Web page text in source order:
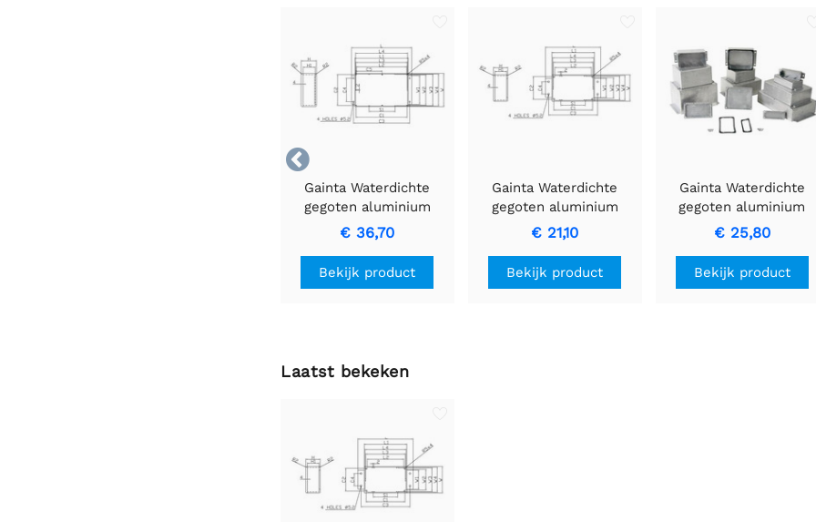

Gainta Waterdichte
gegoten aluminium
behuizing met flens
€ 36,70
Bekijk product
Gainta Waterdichte
gegoten aluminium
behuizing met flens
€ 21,10
Bekijk product
Gainta Waterdichte
gegoten aluminium
behuizing met flens
€ 25,80
Bekijk product
Laatst bekeken